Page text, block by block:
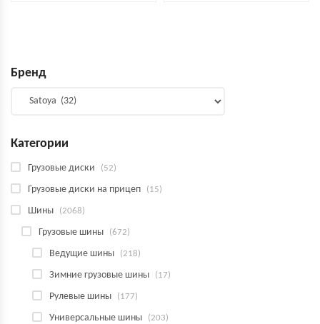
Бренд
Категории
Грузовые диски (52)
Грузовые диски на прицеп (15)
Шины (2068)
Грузовые шины (672)
Ведущие шины (218)
Зимние грузовые шины (17)
Рулевые шины (177)
Универсальные шины (203)